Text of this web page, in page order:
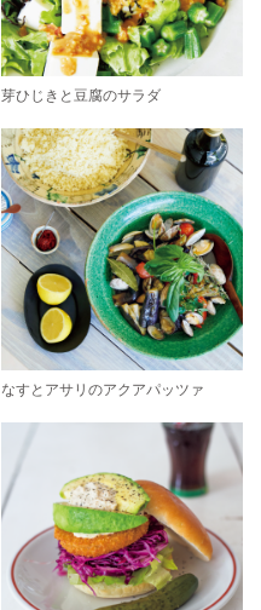
芽ひじきと豆腐のサラダ
なすとアサリのアクアパッツァ